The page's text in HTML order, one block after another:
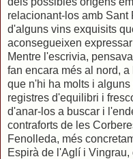
relacionant-los amb Sant
d'alguns vins exquisits
aconsegueixen
Mentre l'escrivia,
fan encara més al nord,
que n'hi ha molts i
registres d'equilibri i
d'anar-los a buscar i
contraforts de les
Fenolleda, més
Espirà de l'Aglí i Vingrau,